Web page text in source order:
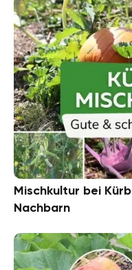
Mischkultur bei
Nachbarn